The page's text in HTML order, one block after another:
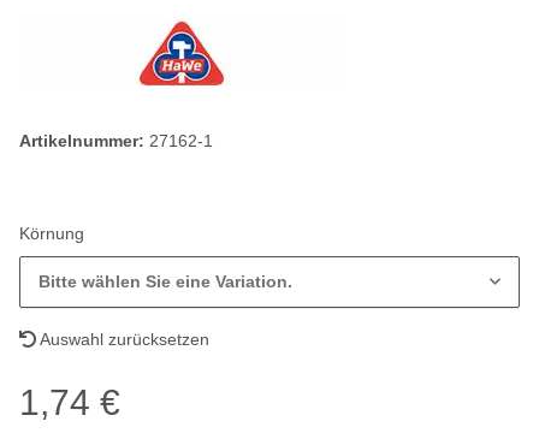
Artikelnummer: 27162-1
Körnung
Bitte wählen Sie eine Variation.
Auswahl zurücksetzen
1,74 €